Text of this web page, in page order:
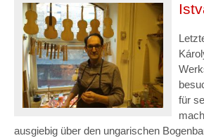
für
ausgiebig über den ungarischen